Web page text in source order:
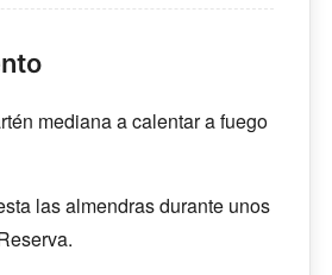
mediana a calentar a fuego
las almendras durante unos